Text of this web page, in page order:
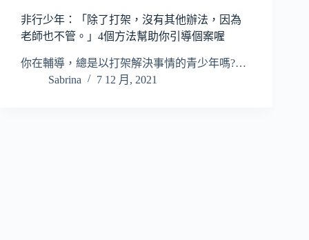
非行少年：「除了打架，沒有其他辦法，因為
老師也不管。」4個方法幫助你引導個案喔
你在輔導，總是以打架解決事情的青少年嗎?…
Sabrina
7 12 月, 2021